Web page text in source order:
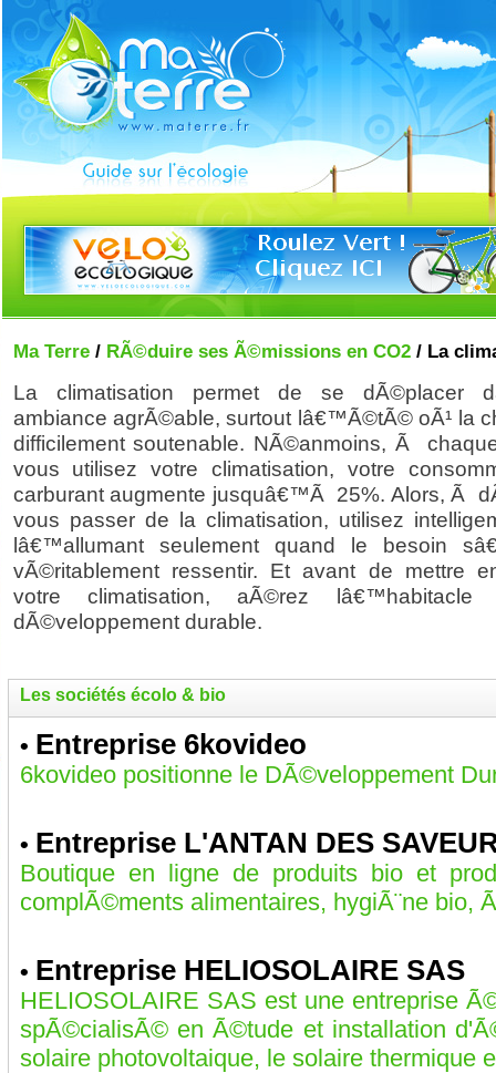
Ma Terre/ RÃ©duire ses Ã©missions en CO2 / La
La climatisation permet de se dÃ©placer
ambiance agrÃ©able, surtout lâ€™Ã©tÃ© oÃ¹ la
difficilement soutenable. NÃ©anmoins, Ã
vous utilisez votre climatisation, votre
carburant augmente jusquâ€™Ã 25%. Alors, Ã
vous passer de la climatisation, utilisez
lâ€™allumant seulement quand le besoin
vÃ©ritablement ressentir. Et avant de mettre
votre climatisation, aÃ©rez
dÃ©veloppement durable.
Les sociétés écolo & bio
• Entreprise 6kovideo
6kovideo positionne le DÃ©veloppement
• Entreprise L'ANTAN DES
Boutique en ligne de produits bio et
complÃ©ments alimentaires, hygiÃ¨ne bio,
• Entreprise HELIOSOLAIRE SAS
HELIOSOLAIRE SAS est une entreprise
spÃ©cialisÃ© en Ã©tude et installation
solaire photovoltaique, le solaire thermique